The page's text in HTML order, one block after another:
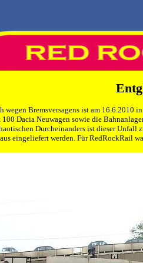
wegen Bremsversagens ist am 16.6.2010
100 Dacia Neuwagen sowie die
Durcheinanders ist dieser
eingeliefert werden. Für RedRockRail